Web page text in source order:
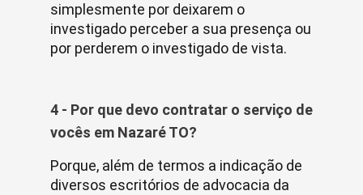
simplesmente por deixarem o
investigado perceber a sua presença ou
por perderem o investigado de vista.
4 - Por que devo contratar o serviço de
vocês em Nazaré TO?
Porque, além de termos a indicação de
diversos escritórios de advocacia da